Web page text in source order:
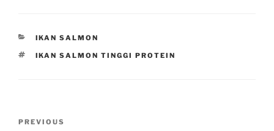
CATEGORIES
IKAN SALMON
TAGS
IKAN SALMON TINGGI PROTEIN
Previous
PREVIOUS